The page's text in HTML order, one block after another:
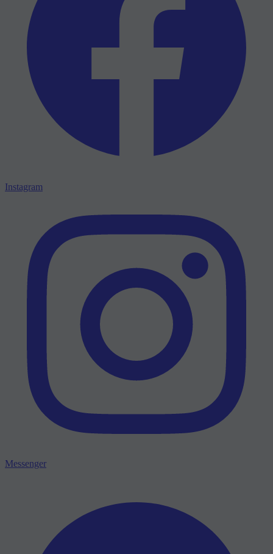
Instagram
Messenger